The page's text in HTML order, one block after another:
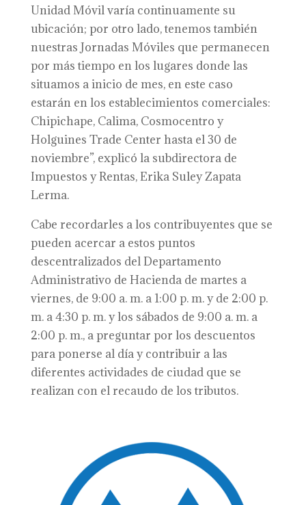
Unidad Móvil varía continuamente su
ubicación; por otro lado, tenemos también
nuestras Jornadas Móviles que permanecen
por más tiempo en los lugares donde las
situamos a inicio de mes, en este caso
estarán en los establecimientos comerciales:
Chipichape, Calima, Cosmocentro y
Holguines Trade Center hasta el 30 de
noviembre”, explicó la subdirectora de
Impuestos y Rentas, Erika Suley Zapata
Lerma.
Cabe recordarles a los contribuyentes que se
pueden acercar a estos puntos
descentralizados del Departamento
Administrativo de Hacienda de martes a
viernes, de 9:00 a. m. a 1:00 p. m. y de 2:00 p.
m. a 4:30 p. m. y los sábados de 9:00 a. m. a
2:00 p. m., a preguntar por los descuentos
para ponerse al día y contribuir a las
diferentes actividades de ciudad que se
realizan con el recaudo de los tributos.